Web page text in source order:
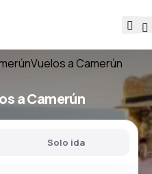
Vuelos a Camerún
a Camerún
Solo ida